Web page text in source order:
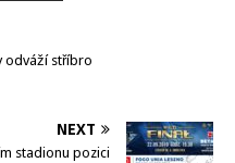
odváží stříbro
NEXT
stadionu pozici